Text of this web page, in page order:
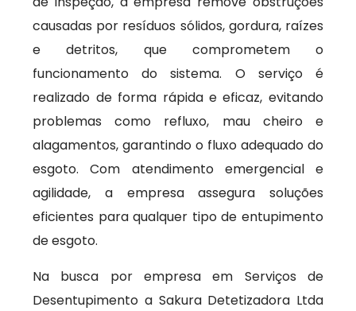
causadas por resíduos sólidos, gordura, raízes
e detritos, que comprometem o
funcionamento do sistema. O serviço é
realizado de forma rápida e eficaz, evitando
problemas como refluxo, mau cheiro e
alagamentos, garantindo o fluxo adequado do
esgoto. Com atendimento emergencial e
agilidade, a empresa assegura soluções
eficientes para qualquer tipo de entupimento
de esgoto.
Na busca por empresa em Serviços de
Desentupimento a Sakura Detetizadora Ltda